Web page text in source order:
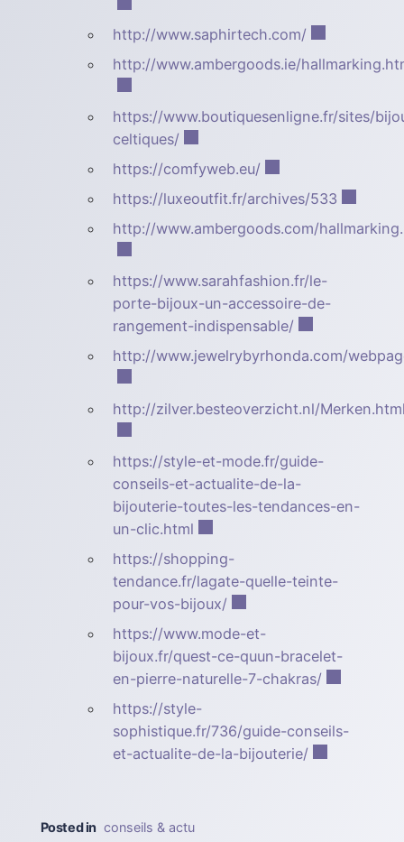
http://www.saphirtech.com/
http://www.ambergoods.ie/
https://www.boutiquesenligne.fr/sites/
celtiques/
https://comfyweb.eu/
https://luxeoutfit.fr/archives/533
http://www.ambergoods.com/
https://www.sarahfashion.fr/le-
porte-bijoux-un-accessoire-de-
rangement-indispensable/
http://www.jewelrybyrhonda.com/
http://zilver.besteoverzicht.nl/
https://style-et-mode.fr/guide-
conseils-et-actualite-de-la-
bijouterie-toutes-les-tendances-en-
un-clic.html
https://shopping-
tendance.fr/lagate-quelle-teinte-
pour-vos-bijoux/
https://www.mode-et-
bijoux.fr/quest-ce-quun-bracelet-
en-pierre-naturelle-7-chakras/
https://style-
sophistique.fr/736/guide-conseils-
et-actualite-de-la-bijouterie/
Posted in conseils & actu